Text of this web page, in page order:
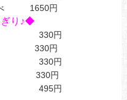
べ 1650円
り♪◆
り 330円
り 330円
り 330円
り 330円
り 495円